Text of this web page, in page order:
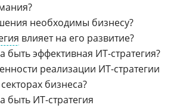
необходимы бизнесу?
влияет на его развитие?
быть эффективная ИТ-стратегия?
реализации ИТ-стратегии
бизнеса?
быть ИТ-стратегия